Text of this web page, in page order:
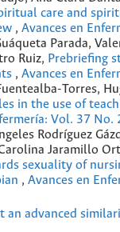
care and
, Avances en
Parada,
Ruiz, Prebriefing
, Avances en
Torres,
in the use of
Vol. 37 No.
Rodríguez
Jaramillo
sexuality of
, Avances en
an advanced